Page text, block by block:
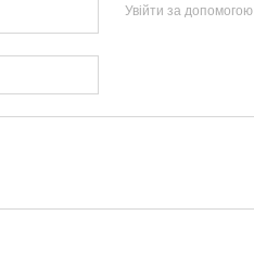
Увійти за допомогою